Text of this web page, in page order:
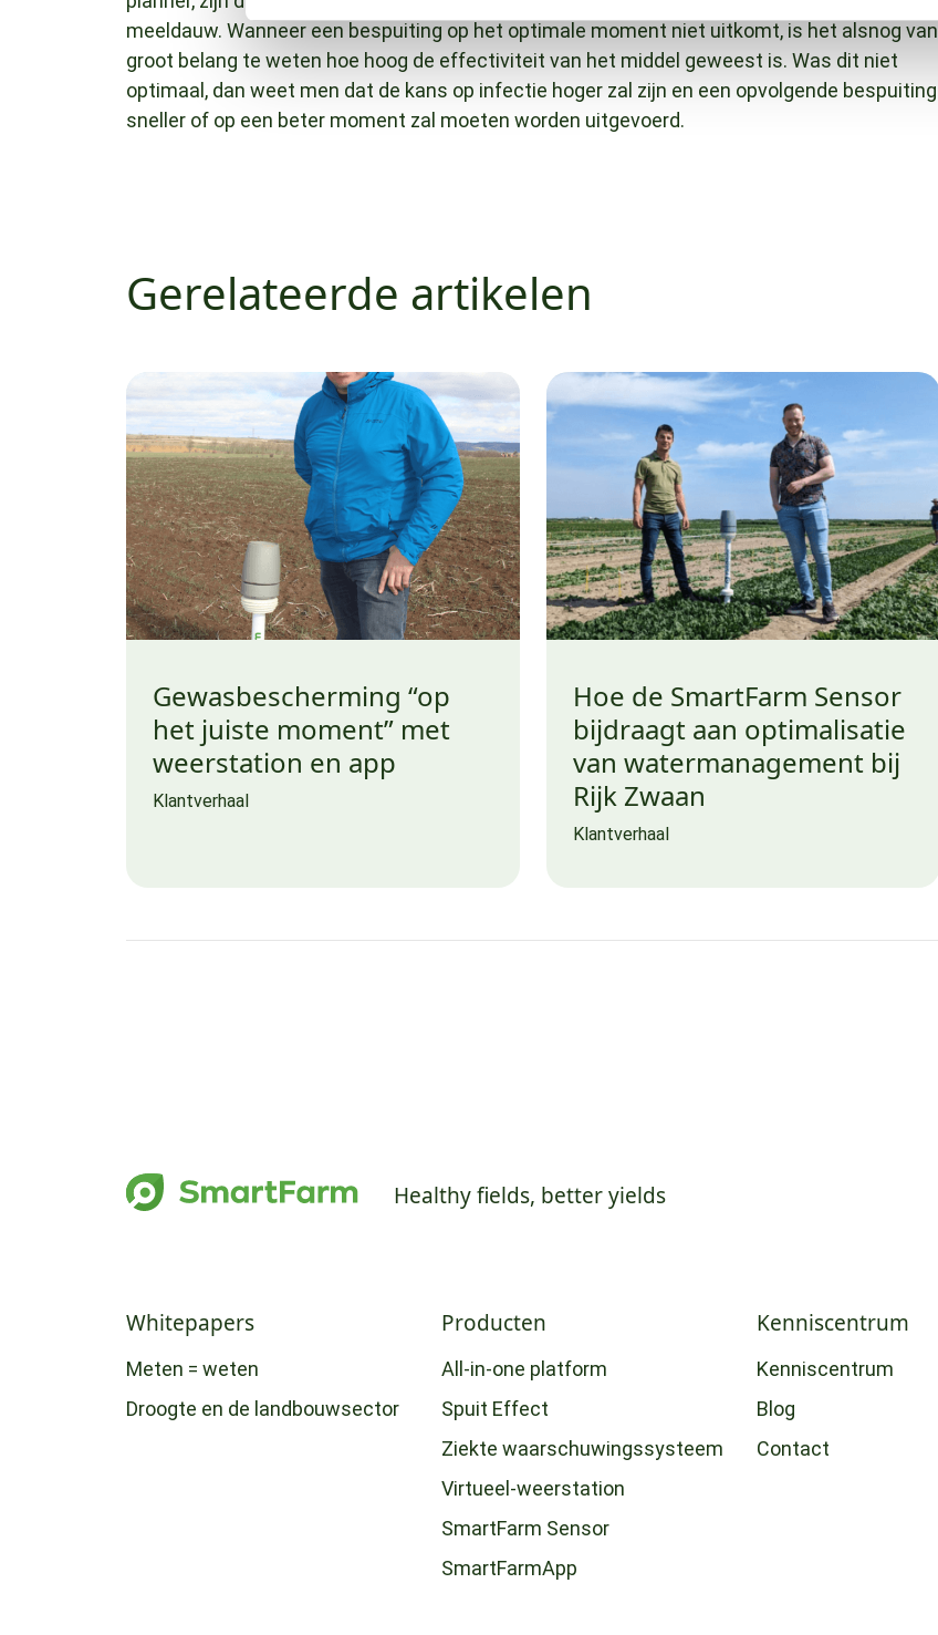
meeldauw. Wanneer een bespuiting op het optimale moment niet uitkomt, is het alsnog van
groot belang te weten hoe hoog de effectiviteit van het middel geweest is. Was dit niet
optimaal, dan weet men dat de kans op infectie hoger zal zijn en een opvolgende bespuiting
sneller of op een beter moment zal moeten worden uitgevoerd.
Gerelateerde artikelen
Gewasbescherming “op
het juiste moment” met
weerstation en app
Klantverhaal
Hoe de SmartFarm Sensor
bijdraagt aan optimalisatie
van watermanagement bij
Rijk Zwaan
Klantverhaal
Healthy fields, better yields
Whitepapers
Meten = weten
Droogte en de landbouwsector
Producten
All-in-one platform
Spuit Effect
Ziekte waarschuwingssysteem
Virtueel-weerstation
SmartFarm Sensor
SmartFarmApp
Kenniscentrum
Kenniscentrum
Blog
Contact